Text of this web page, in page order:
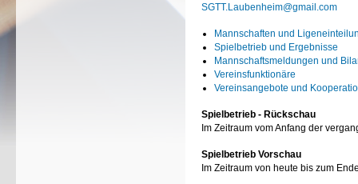
SGTT.Laubenheim@gmail.com
Mannschaften und
Spielbetrieb und Ergebnisse
Mannschaftsmeldungen und
Vereinsfunktionäre
Vereinsangebote und
Spielbetrieb - Rückschau
Im Zeitraum vom Anfang der
Spielbetrieb Vorschau
Im Zeitraum von heute bis zum